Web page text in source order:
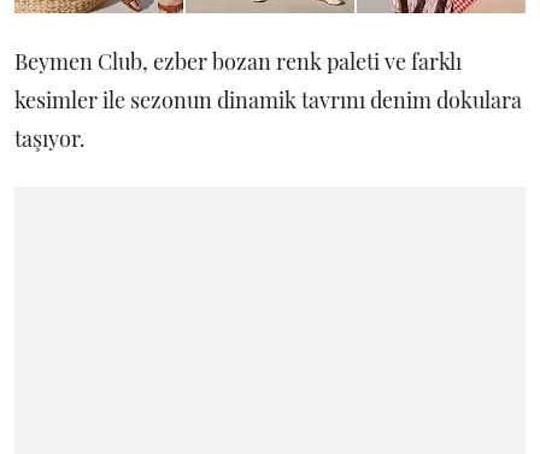
Beymen Club, ezber bozan renk paleti ve farklı
kesimler ile sezonun dinamik tavrını denim dokulara
taşıyor.